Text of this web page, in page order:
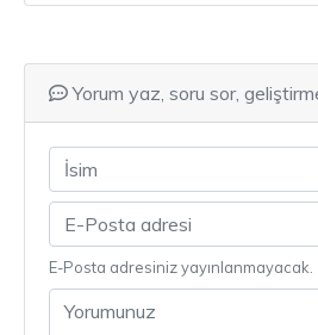
Yorum yaz, soru sor,
E-Posta adresiniz yayınlanmayacak.